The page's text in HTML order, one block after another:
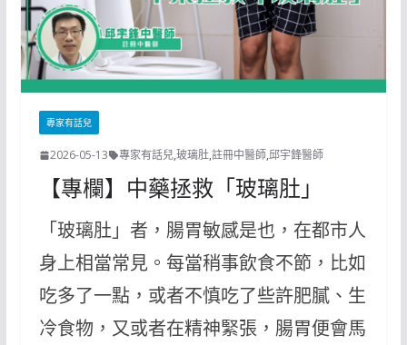
專家有話兒
2026-05-13 專家有話兒,玻璃肚,註冊中醫師,邱宇鋒醫師
【專欄】中藥拯救「玻璃肚」
「玻璃肚」者，腸胃敏感是也，在都市人
身上相當常見。每當稍事飲食不節，比如
吃多了一點，或者不慎吃了些許肥膩、生
冷食物，又或者在精神緊張，腸胃便會馬